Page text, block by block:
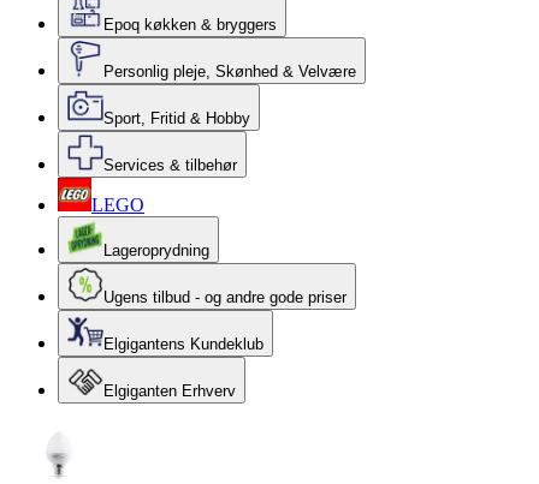
Epoq køkken & bryggers
Personlig pleje, Skønhed & Velvære
Sport, Fritid & Hobby
Services & tilbehør
LEGO
Lageroprydning
Ugens tilbud - og andre gode priser
Elgigantens Kundeklub
Elgiganten Erhverv